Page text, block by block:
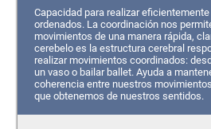
Capacidad para realizar
ordenados. La coordinación nos
movimientos de una manera rápida,
cerebelo es la estructura cerebral
realizar movimientos coordinados:
un vaso o bailar ballet. Ayuda a
coherencia entre nuestros
que obtenemos de nuestros sentidos.